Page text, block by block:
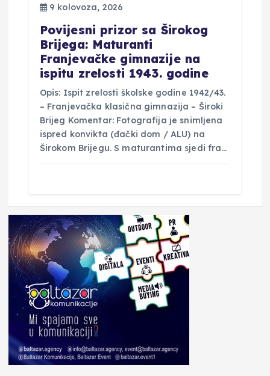
9 kolovoza, 2026
Povijesni prizor sa Širokog
Brijega: Maturanti
Franjevačke gimnazije na
ispitu zrelosti 1943. godine
Opis: Ispit zrelosti školske godine 1942/43.
– Franjevačka klasična gimnazija – Široki
Brijeg Komentar: Fotografija je snimljena
ispred konvikta (đački dom / ALU) na
Širokom Brijegu. S maturantima sjedi fra…